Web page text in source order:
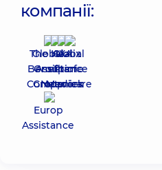
компанії:
Global
Benefits
Group
The Healix
Group of
Companies
AXA
Assistance
Network
Global
Prime
Medicare
Europ
Assistance